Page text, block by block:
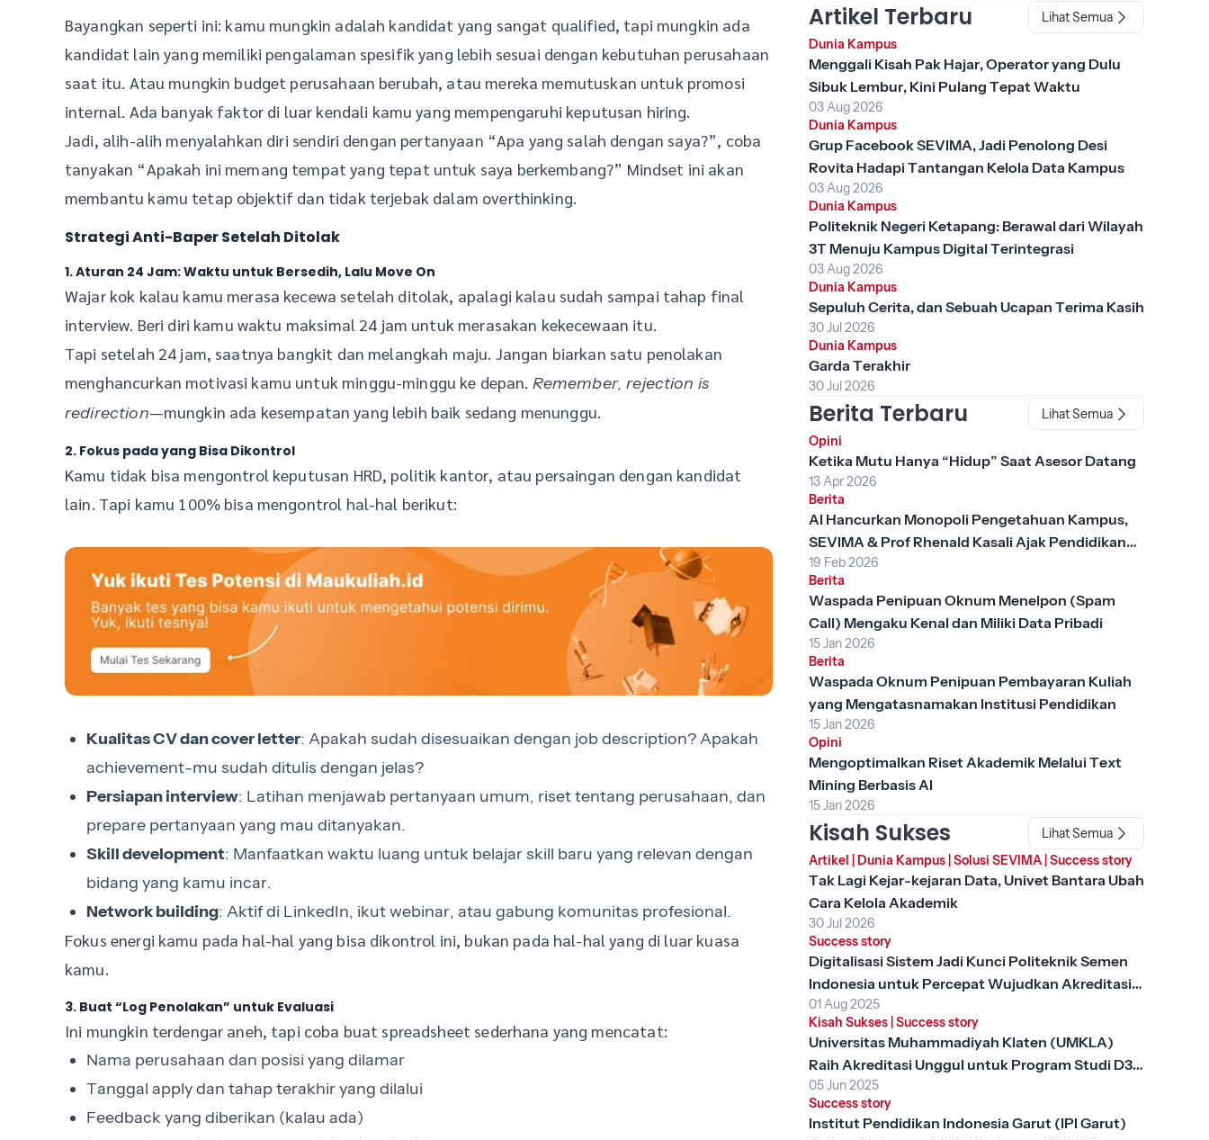
Bayangkan seperti ini: kamu mungkin adalah kandidat yang sangat qualified, tapi mungkin ada
kandidat lain yang memiliki pengalaman spesifik yang lebih sesuai dengan kebutuhan perusahaan
saat itu. Atau mungkin budget perusahaan berubah, atau mereka memutuskan untuk promosi
internal. Ada banyak faktor di luar kendali kamu yang mempengaruhi keputusan hiring.
Jadi, alih-alih menyalahkan diri sendiri dengan pertanyaan “Apa yang salah dengan saya?”, coba
tanyakan “Apakah ini memang tempat yang tepat untuk saya berkembang?” Mindset ini akan
membantu kamu tetap objektif dan tidak terjebak dalam overthinking.
Strategi Anti-Baper Setelah Ditolak
1. Aturan 24 Jam: Waktu untuk Bersedih, Lalu Move On
Wajar kok kalau kamu merasa kecewa setelah ditolak, apalagi kalau sudah sampai tahap final
interview. Beri diri kamu waktu maksimal 24 jam untuk merasakan kekecewaan itu.
Tapi setelah 24 jam, saatnya bangkit dan melangkah maju. Jangan biarkan satu penolakan
menghancurkan motivasi kamu untuk minggu-minggu ke depan. Remember, rejection is
redirection—mungkin ada kesempatan yang lebih baik sedang menunggu.
2. Fokus pada yang Bisa Dikontrol
Kamu tidak bisa mengontrol keputusan HRD, politik kantor, atau persaingan dengan kandidat
lain. Tapi kamu 100% bisa mengontrol hal-hal berikut:
Kualitas CV dan cover letter: Apakah sudah disesuaikan dengan job description? Apakah
achievement-mu sudah ditulis dengan jelas?
Persiapan interview: Latihan menjawab pertanyaan umum, riset tentang perusahaan, dan
prepare pertanyaan yang mau ditanyakan.
Skill development: Manfaatkan waktu luang untuk belajar skill baru yang relevan dengan
bidang yang kamu incar.
Network building: Aktif di LinkedIn, ikut webinar, atau gabung komunitas profesional.
Fokus energi kamu pada hal-hal yang bisa dikontrol ini, bukan pada hal-hal yang di luar kuasa
kamu.
3. Buat “Log Penolakan” untuk Evaluasi
Ini mungkin terdengar aneh, tapi coba buat spreadsheet sederhana yang mencatat:
Nama perusahaan dan posisi yang dilamar
Tanggal apply dan tahap terakhir yang dilalui
Feedback yang diberikan (kalau ada)
Artikel Terbaru
Lihat Semua
Dunia Kampus
Menggali Kisah Pak Hajar, Operator yang Dulu
Sibuk Lembur, Kini Pulang Tepat Waktu
03 Aug 2026
Dunia Kampus
Grup Facebook SEVIMA, Jadi Penolong Desi
Rovita Hadapi Tantangan Kelola Data Kampus
03 Aug 2026
Dunia Kampus
Politeknik Negeri Ketapang: Berawal dari Wilayah
3T Menuju Kampus Digital Terintegrasi
03 Aug 2026
Dunia Kampus
Sepuluh Cerita, dan Sebuah Ucapan Terima Kasih
30 Jul 2026
Dunia Kampus
Garda Terakhir
30 Jul 2026
Berita Terbaru
Lihat Semua
Opini
Ketika Mutu Hanya “Hidup” Saat Asesor Datang
13 Apr 2026
Berita
AI Hancurkan Monopoli Pengetahuan Kampus,
SEVIMA & Prof Rhenald Kasali Ajak Pendidikan
Tinggi Berubah
19 Feb 2026
Berita
Waspada Penipuan Oknum Menelpon (Spam
Call) Mengaku Kenal dan Miliki Data Pribadi
15 Jan 2026
Berita
Waspada Oknum Penipuan Pembayaran Kuliah
yang Mengatasnamakan Institusi Pendidikan
15 Jan 2026
Opini
Mengoptimalkan Riset Akademik Melalui Text
Mining Berbasis AI
15 Jan 2026
Kisah Sukses
Lihat Semua
Artikel Dunia Kampus| Solusi SEVIMA| Success story
Tak Lagi Kejar-kejaran Data, Univet Bantara Ubah
Cara Kelola Akademik
30 Jul 2026
Success story
Digitalisasi Sistem Jadi Kunci Politeknik Semen
Indonesia untuk Percepat Wujudkan Akreditasi
Unggul
01 Aug 2025
Kisah Sukses| Success story
Universitas Muhammadiyah Klaten (UMKLA)
Raih Akreditasi Unggul untuk Program Studi D3
Keperawatan dengan SEVIMA Platform
05 Jun 2025
Success story
Institut Pendidikan Indonesia Garut (IPI Garut)